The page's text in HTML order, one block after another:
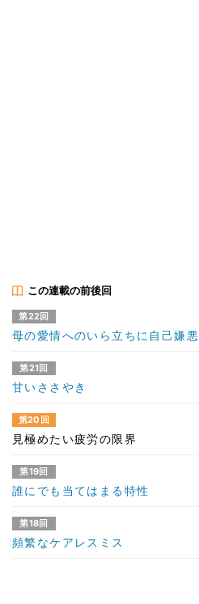
この連載の前後回
第22回
母の愛情へのいら立ちに自己嫌悪
第21回
甘いささやき
第20回
見極めたい疲労の限界
第19回
誰にでも当てはまる特性
第18回
頻繁なケアレスミス